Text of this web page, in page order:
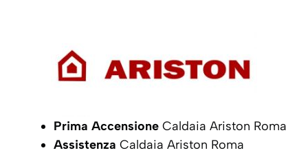
Prima Accensione Caldaia Ariston Roma
Assistenza Caldaia Ariston Roma